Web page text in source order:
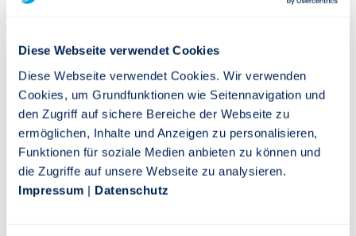
Diese Webseite verwendet Cookies
Diese Webseite verwendet Cookies. Wir verwenden
Cookies, um Grundfunktionen wie Seitennavigation und
den Zugriff auf sichere Bereiche der Webseite zu
ermöglichen, Inhalte und Anzeigen zu personalisieren,
Funktionen für soziale Medien anbieten zu können und
die Zugriffe auf unsere Webseite zu analysieren.
Impressum | Datenschutz
Die geförderte Altersvorsorge wird zum 1. Januar
bedeutet, was jetzt zu tun ist und welche
Möglichkeiten die Reform für Sie bietet, lesen Sie
hier.
MEHR INFORMATIONEN